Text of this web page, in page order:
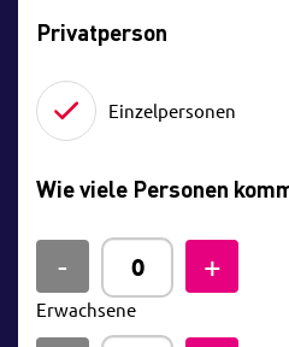
Privatperson
Einzelpersonen
Wie viele Personen
Erwachsene